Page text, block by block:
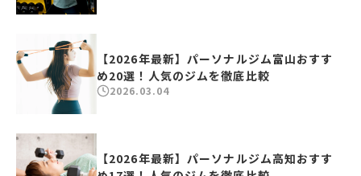
【2026年最新】パーソナルジム富山おすす
め20選！人気のジムを徹底比較
2026.03.04
【2026年最新】パーソナルジム高知おすす